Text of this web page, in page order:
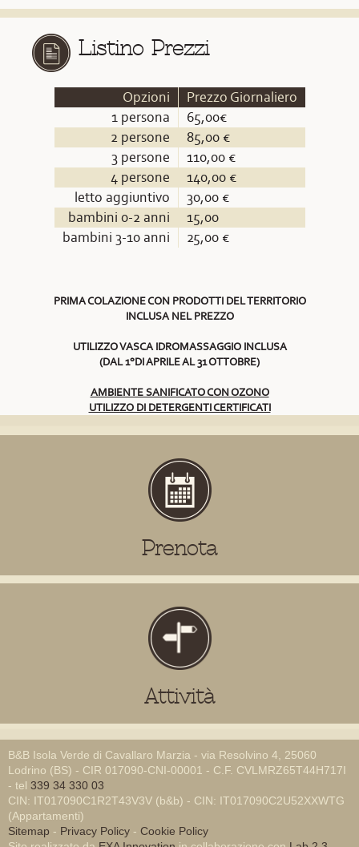
Listino Prezzi
Opzioni
Prezzo Giornaliero
1 persona
65,00€
2 persone
85,00 €
3 persone
110,00 €
4 persone
140,00 €
letto aggiuntivo
30,00 €
bambini 0-2 anni
15,00
bambini 3-10 anni
25,00 €
PRIMA COLAZIONE CON PRODOTTI DEL TERRITORIO
INCLUSA NEL PREZZO
UTILIZZO VASCA IDROMASSAGGIO INCLUSA
(DAL 1°DI APRILE AL 31 OTTOBRE)
AMBIENTE SANIFICATO CON OZONO
UTILIZZO DI DETERGENTI CERTIFICATI
Prenota
Attività
B&B Isola Verde di Cavallaro Marzia - via Resolvino 4, 25060
Lodrino (BS) - CIR 017090-CNI-00001 - C.F. CVLMRZ65T44H717I
- tel 339 34 330 03
CIN: IT017090C1R2T43V3V (b&b) - CIN: IT017090C2U52XXWTG
(Appartamenti)
Sitemap - Privacy Policy - Cookie Policy